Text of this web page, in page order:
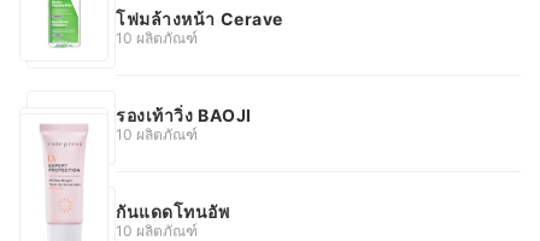
โฟมล้างหน้า Cerave
10 ผลิตภัณฑ์
รองเท้าวิ่ง BAOJI
10 ผลิตภัณฑ์
กันแดดโทนอัพ
10 ผลิตภัณฑ์